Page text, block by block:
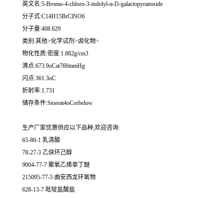
英文名:5-Bromo-4-chloro-3-indolyl-α-D-galactopyranoside
分子式:C14H15BrClNO6
分子量:408.629
类别:其他>化学试剂>卤化物>
物化性质:密度:1.882g/cm3
沸点:673.9oCat760mmHg
闪点:361.3oC
折射率:1.731
储存条件:Storeat4oCorbelow
生产厂家优惠供应以下品种,欢迎咨询:
65-86-1 乳清酸
78-27-3 乙炔环己醇
9004-77-7 聚氧乙烯单丁醚
215095-77-5 曲安西龙环氧物
628-13-7 吡啶盐酸盐